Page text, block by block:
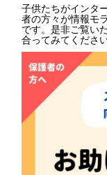
子供たちがインタ
者の方々が情報モ
です。是非ご覧い
合ってみてください